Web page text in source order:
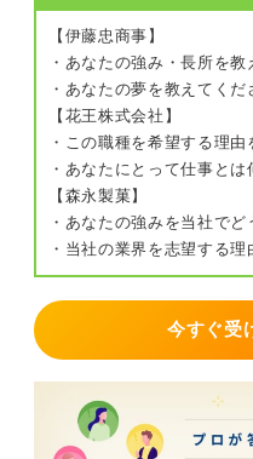
【伊藤忠商事】
・あなたの強み・長所を教
・あなたの夢を教えてくだ
【花王株式会社】
・この職種を希望する理由
・あなたにとって仕事とは
【森永製菓】
・あなたの強みを当社でど
・当社の業界を志望する理
今すぐ受